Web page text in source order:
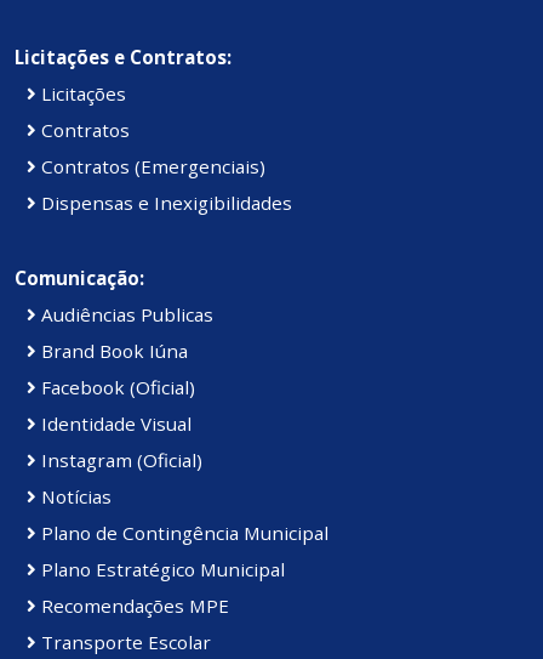
Licitações e Contratos:
Licitações
Contratos
Contratos (Emergenciais)
Dispensas e Inexigibilidades
Comunicação:
Audiências Publicas
Brand Book Iúna
Facebook (Oficial)
Identidade Visual
Instagram (Oficial)
Notícias
Plano de Contingência Municipal
Plano Estratégico Municipal
Recomendações MPE
Transporte Escolar